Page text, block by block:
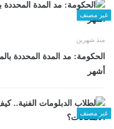
غير مصنف
منذ شهرين
أشهر
غير مصنف